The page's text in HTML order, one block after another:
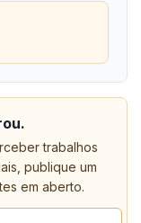
trabalhos
publique um
em aberto.